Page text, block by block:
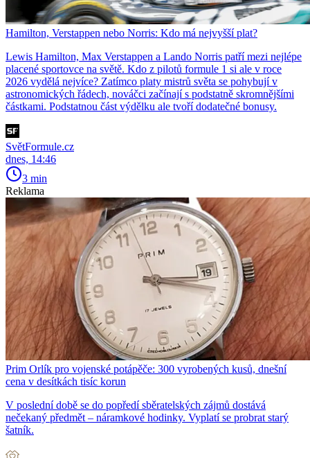
Hamilton, Verstappen nebo Norris: Kdo má nejvyšší plat?
Lewis Hamilton, Max Verstappen a Lando Norris patří mezi nejlépe
placené sportovce na světě. Kdo z pilotů formule 1 si ale v roce
2026 vydělá nejvíce? Zatímco platy mistrů světa se pohybují v
astronomických řádech, nováčci začínají s podstatně skromnějšími
částkami. Podstatnou část výdělku ale tvoří dodatečné bonusy.
SvětFormule.cz
dnes, 14:46
3 min
Reklama
Prim Orlík pro vojenské potápěče: 300 vyrobených kusů, dnešní
cena v desítkách tisíc korun
V poslední době se do popředí sběratelských zájmů dostává
nečekaný předmět – náramkové hodinky. Vyplatí se probrat starý
šatník.